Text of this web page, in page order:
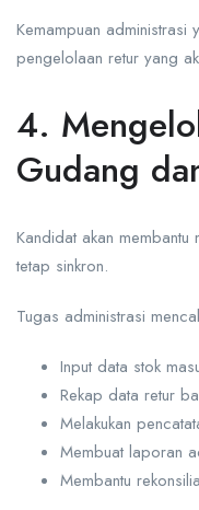
Kemampuan administrasi
pengelolaan retur yang
4.
Gudang
Kandidat akan membantu
tetap sinkron.
Tugas administrasi
Input data stok
Rekap data retur
Melakukan
Membuat laporan
Membantu